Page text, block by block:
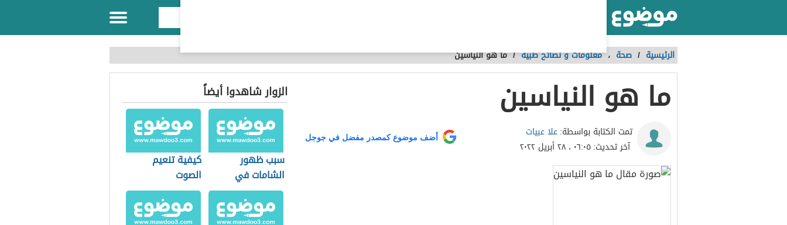
الرئيسية / صحة ،معلومات و نصائح طبية /ما هو النياسين
ما هو النياسين
تمت الكتابة بواسطة:علا عبيات
آخر تحديث:٠٦:٠٥ ، ٢٨ أبريل ٢٠٢٢
أضف موضوع كمصدر مفضل في جوجل
الزوار شاهدوا أيضاً
سبب ظهور
الشامات في
الجسم
كيفية تنعيم
الصوت